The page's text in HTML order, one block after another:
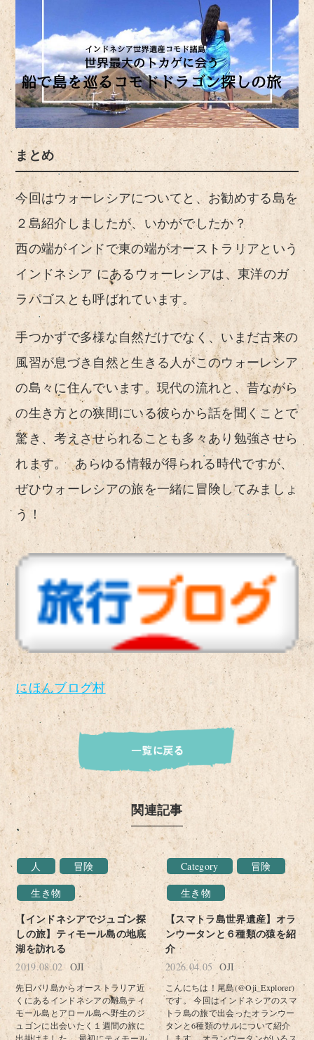
まとめ
今回はウォーレシアについてと、お勧めする島を
２島紹介しましたが、いかがでしたか？
西の端がインドで東の端がオーストラリアという
インドネシア にあるウォーレシアは、東洋のガ
ラパゴスとも呼ばれています。
手つかずで多様な自然だけでなく、いまだ古来の
風習が息づき自然と生きる人がこのウォーレシア
の島々に住んでいます。現代の流れと、昔ながら
の生き方との狭間にいる彼らから話を聞くことで
驚き、考えさせられることも多々あり勉強させら
れます。 あらゆる情報が得られる時代ですが、
ぜひウォーレシアの旅を一緒に冒険してみましょ
う！
にほんブログ村
関連記事
人
冒険
生き物
【インドネシアでジュゴン探
しの旅】ティモール島の地底
湖を訪れる
2019.08.02 OJI
先日バリ島からオーストラリア近
くにあるインドネシアの離島ティ
モール島とアロール島へ野生のジ
ュゴンに出会いたく１週間の旅に
Category
冒険
生き物
【スマトラ島世界遺産】オラ
ンウータンと６種類の猿を紹
介
2026.04.05 OJI
こんにちは！尾島(@Oji_Explorer)
です。 今回はインドネシアのスマ
トラ島の旅で出会ったオランウー
タンと6種類のサルについて紹介